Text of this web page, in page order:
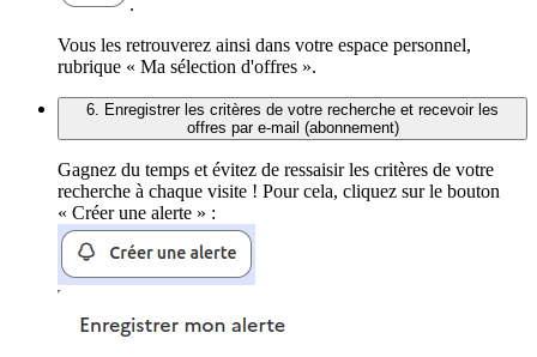
Vous les retrouverez ainsi dans votre espace personnel,
rubrique « Ma sélection d'offres ».
6. Enregistrer les critères de votre recherche et recevoir les
offres par e-mail (abonnement)
Gagnez du temps et évitez de ressaisir les critères de votre
recherche à chaque visite ! Pour cela, cliquez sur le bouton
« Créer une alerte » :